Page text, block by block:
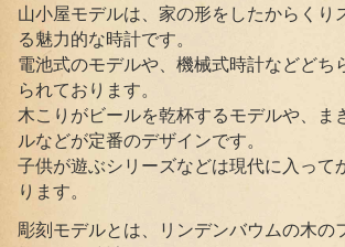
山小屋モデルは、家の形をしたからくり
る魅力的な時計です。
電池式のモデルや、機械式時計などどち
られております。
木こりがビールを乾杯するモデルや、ま
ルなどが定番のデザインです。
子供が遊ぶシリーズなどは現代に入って
ります。
彫刻モデルとは、リンデンバウムの木の